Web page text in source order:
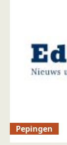
Pepingen